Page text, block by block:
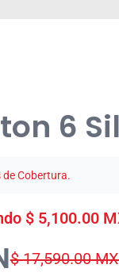
6
de Cobertura.
$ 5,100.00
$ 17,590.00